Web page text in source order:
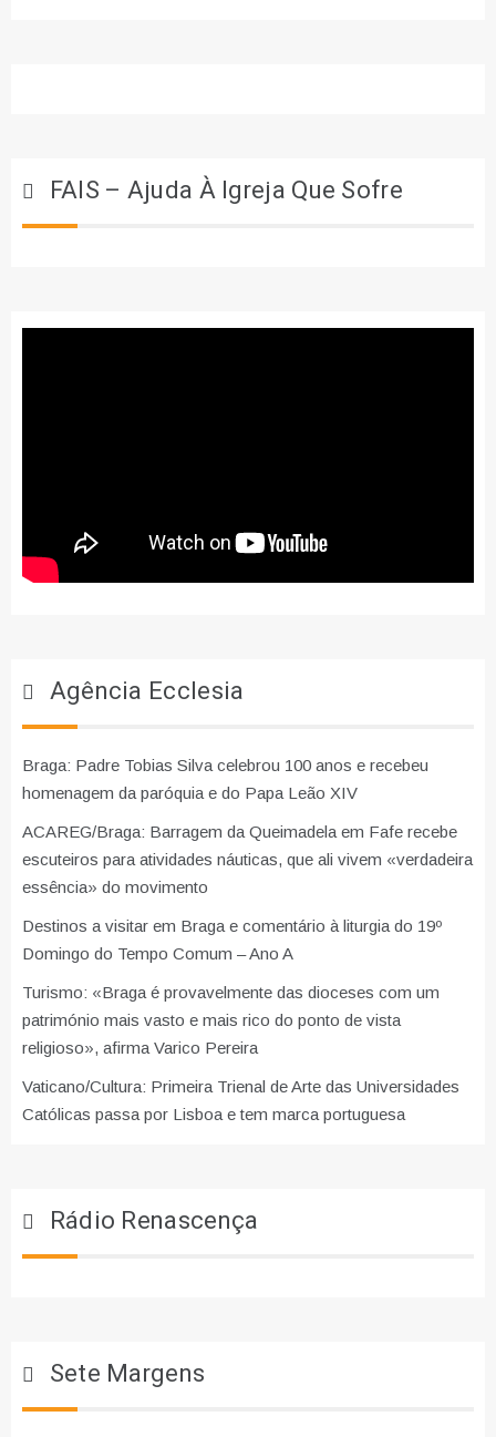
FAIS – Ajuda À Igreja Que Sofre
Agência Ecclesia
Braga: Padre Tobias Silva celebrou 100 anos e recebeu
homenagem da paróquia e do Papa Leão XIV
ACAREG/Braga: Barragem da Queimadela em Fafe recebe
escuteiros para atividades náuticas, que ali vivem «verdadeira
essência» do movimento
Destinos a visitar em Braga e comentário à liturgia do 19º
Domingo do Tempo Comum – Ano A
Turismo: «Braga é provavelmente das dioceses com um
património mais vasto e mais rico do ponto de vista
religioso», afirma Varico Pereira
Vaticano/Cultura: Primeira Trienal de Arte das Universidades
Católicas passa por Lisboa e tem marca portuguesa
Rádio Renascença
Sete Margens